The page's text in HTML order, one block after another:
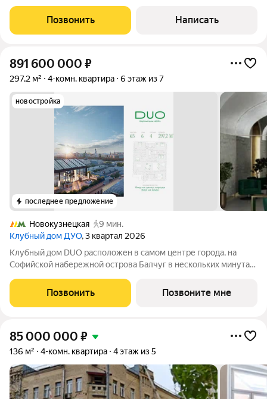
гостиная со вторым светом, кухня с кладовой, кабинет,
гостевой санузел, прихожая;
Позвонить Написать
891 600 000 ₽
297,2 м² 4-комн. квартира 6 этаж из 7
новостройка
последнее предложение
Новокузнецкая
9 мин.
Клубный дом ДУО, 3 квартал 2026
Клубный дом DUO расположен в самом центре города, на
Софийской набережной острова Балчуг в нескольких минутах
прошлого и архитектуры будущего. Историческое наследие
дополняется современными
Позвонить Позвоните мне
85 000 000 ₽
136 м² 4-комн. квартира 4 этаж из 5